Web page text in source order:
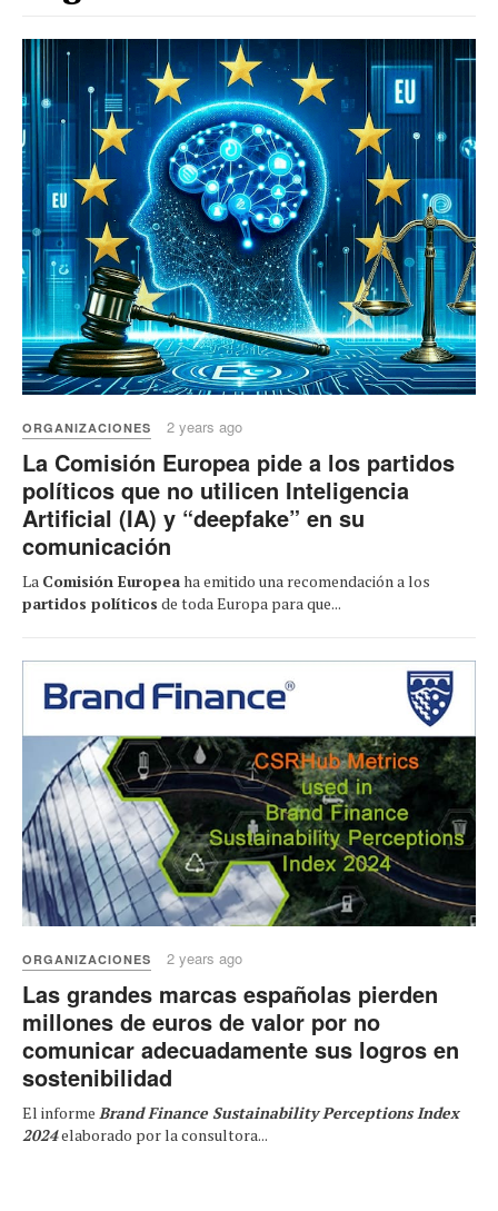
ORGANIZACIONES 2 years ago
La Comisión Europea pide a los partidos
políticos que no utilicen Inteligencia
Artificial (IA) y “deepfake” en su
comunicación
La Comisión Europeaha emitido una recomendación a los
partidos políticos de toda Europa para que...
ORGANIZACIONES 2 years ago
Las grandes marcas españolas pierden
millones de euros de valor por no
comunicar adecuadamente sus logros en
sostenibilidad
El informe Brand Finance Sustainability Perceptions Index
2024elaborado por la consultora...